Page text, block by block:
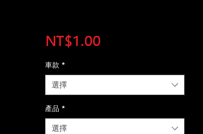
NT$1.00價
車款 *
選擇
產品 *
選擇